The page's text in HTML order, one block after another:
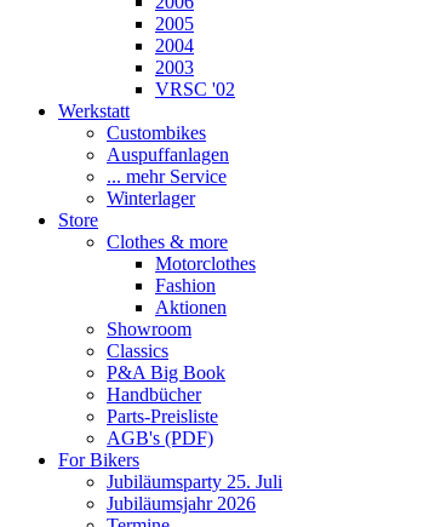
2005
2004
2003
VRSC '02
Werkstatt
Custombikes
Auspuffanlagen
... mehr Service
Winterlager
Store
Clothes & more
Motorclothes
Fashion
Aktionen
Showroom
Classics
P&A Big Book
Handbücher
Parts-Preisliste
AGB's (PDF)
For Bikers
Jubiläumsparty 25. Juli
Jubiläumsjahr 2026